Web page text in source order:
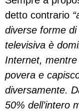
detto contrario
diverse forme
televisiva è
Internet,
povera e
diversamente.
50% dell’intero